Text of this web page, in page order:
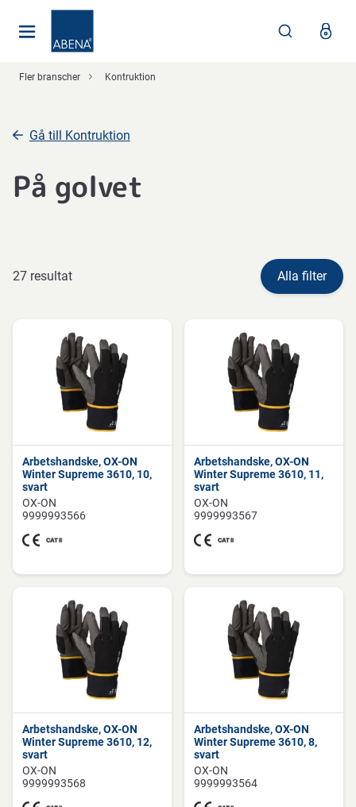
Fler branscher Kontruktion
Gå till Kontruktion
På golvet
27 resultat Alla filter
Arbetshandske, OX-ON
Winter Supreme 3610, 10,
svart
OX-ON
9999993566
Arbetshandske, OX-ON
Winter Supreme 3610, 11,
svart
OX-ON
9999993567
Arbetshandske, OX-ON
Winter Supreme 3610, 12,
svart
OX-ON
9999993568
Arbetshandske, OX-ON
Winter Supreme 3610, 8,
svart
OX-ON
9999993564